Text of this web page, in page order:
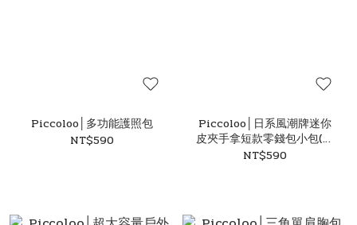
Piccoloo│多功能護照包
NT$590
Piccoloo│日系風潮牌迷你
皮夾手拿短款零錢包小包(共
五色)
NT$590